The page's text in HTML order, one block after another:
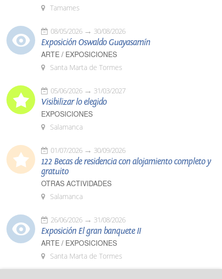
Tamames
08/05/2026 30/08/2026
Exposición Oswaldo Guayasamín
ARTE / EXPOSICIONES
Santa Marta de Tormes
05/06/2026 31/03/2027
Visibilizar lo elegido
EXPOSICIONES
Salamanca
01/07/2026 30/09/2026
122 Becas de residencia con alojamiento completo y
gratuito
OTRAS ACTIVIDADES
Salamanca
26/06/2026 31/08/2026
Exposición El gran banquete II
ARTE / EXPOSICIONES
Santa Marta de Tormes